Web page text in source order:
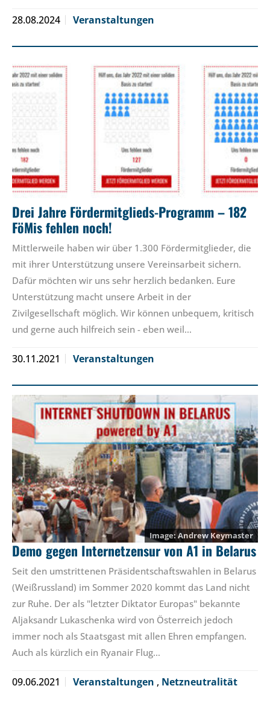
28.08.2024 Veranstaltungen
Drei Jahre Fördermitglieds-Programm – 182
FöMis fehlen noch!
Mittlerweile haben wir über 1.300 Fördermitglieder, die
mit ihrer Unterstützung unsere Vereinsarbeit sichern.
Dafür möchten wir uns sehr herzlich bedanken. Eure
Unterstützung macht unsere Arbeit in der
Zivilgesellschaft möglich. Wir können unbequem, kritisch
und gerne auch hilfreich sein - eben weil…
30.11.2021 Veranstaltungen
Andrew Keymaster
Demo gegen Internetzensur von A1 in Belarus
Seit den umstrittenen Präsidentschaftswahlen in Belarus
(Weißrussland) im Sommer 2020 kommt das Land nicht
zur Ruhe. Der als "letzter Diktator Europas" bekannte
Aljaksandr Lukaschenka wird von Österreich jedoch
immer noch als Staatsgast mit allen Ehren empfangen.
Auch als kürzlich ein Ryanair Flug…
09.06.2021 Veranstaltungen , Netzneutralität